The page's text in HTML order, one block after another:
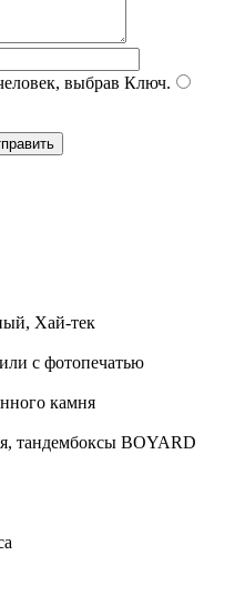
выбрав Ключ.
Хай-тек
с фотопечатью
камня
тандембоксы BOYARD